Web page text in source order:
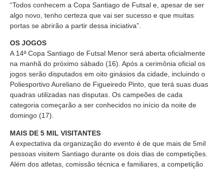
“Todos conhecem a Copa Santiago de Futsal e, apesar de ser
algo novo, tenho certeza que vai ser sucesso e que muitas
portas se abrirão a partir dessa iniciativa”.
OS JOGOS
A 14ª Copa Santiago de Futsal Menor será aberta oficialmente
na manhã do próximo sábado (16). Após a cerimônia oficial os
jogos serão disputados em oito ginásios da cidade, incluindo o
Poliesportivo Aureliano de Figueiredo Pinto, que terá suas duas
quadras utilizadas nas disputas. Os campeões de cada
categoria começarão a ser conhecidos no início da noite de
domingo (17).
MAIS DE 5 MIL VISITANTES
A expectativa da organização do evento é de que mais de 5mil
pessoas visitem Santiago durante os dois dias de competições.
Além dos atletas, comissão técnica e familiares, a competição